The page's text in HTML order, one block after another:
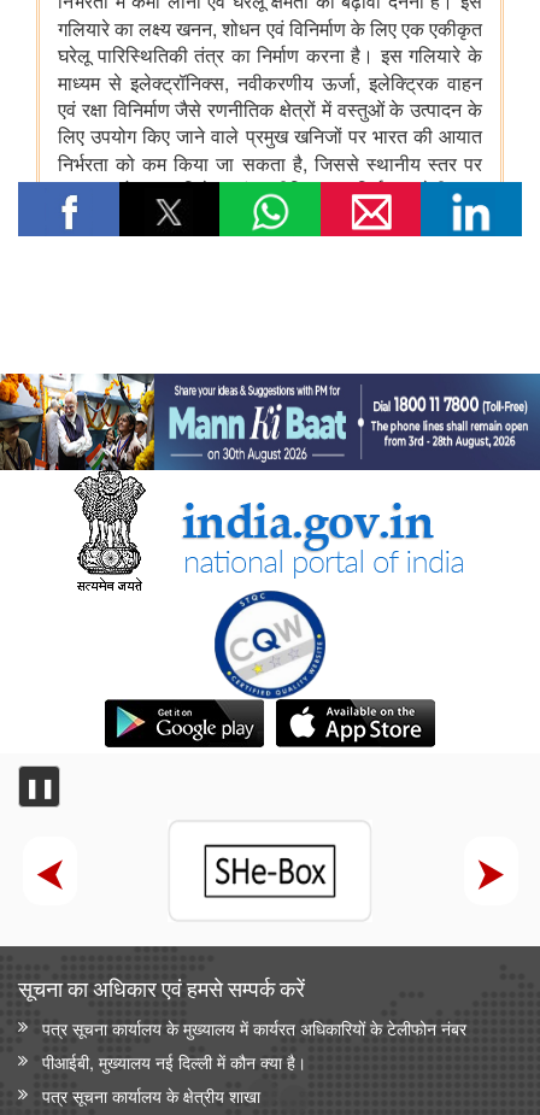
❚❚
सूचना का अधिकार एवं हमसे सम्‍पर्क करें
पत्र सूचना कार्यालय के मुख्यालय में कार्यरत अधिकारियों के टेलीफोन नंबर
पीआईबी, मुख्यालय नई दिल्ली में कौन क्या है।
पत्र सूचना कार्यालय के क्षेत्रीय शाखा